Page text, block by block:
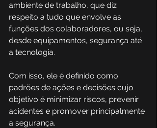
ambiente de trabalho, que diz
respeito a tudo que envolve as
funções dos colaboradores, ou seja,
desde equipamentos, segurança até
a tecnologia.
Com isso, ele é definido como
padrões de ações e decisões cujo
objetivo é minimizar riscos, prevenir
acidentes e promover principalmente
a segurança.